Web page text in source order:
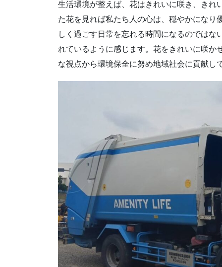
生活環境が整えば、花はきれいに咲き、きれ
た花を見れば私たち人の心は、穏やかになり
しく過ごす日常を忘れる時間になるのでは
れているように感じます。花をきれいに咲か
な視点から環境保全に努め地域社会に貢献し